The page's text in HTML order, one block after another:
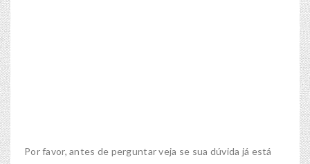
Por favor, antes de perguntar veja se sua dúvida já está